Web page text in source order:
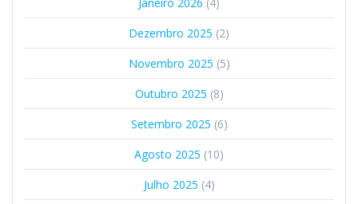
Dezembro 2025 (2)
Novembro 2025 (5)
Outubro 2025 (8)
Setembro 2025 (6)
Agosto 2025 (10)
Julho 2025 (4)